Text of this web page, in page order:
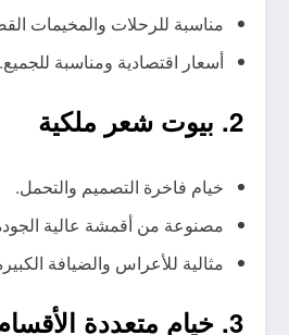
مناسبة للرحلات والمخيمات
أسعار اقتصادية ومناسبة للجميع.
2. بيوت شعر ملكية
خيام فاخرة التصميم والتحمل.
مصنوعة من أقمشة عالية
مثالية للأعراس والضيافة
3. خيام متعددة الأقسام